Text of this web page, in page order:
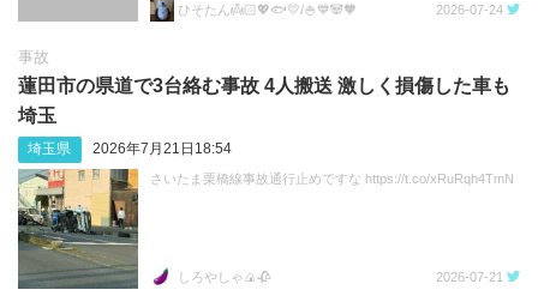
ひそたん👼🏻💖🐟️💛/🍚💙🐼🧡 2026-07-24
事故
蓮田市の県道で3台絡む事故 4人搬送 激しく損傷した車も
埼玉
埼玉県 2026年7月21日18:54
さいたま栗橋線事故通行止めですな https://t.co/xRuRqh4TmN
しろやしゃ🍙🥀 2026-07-21